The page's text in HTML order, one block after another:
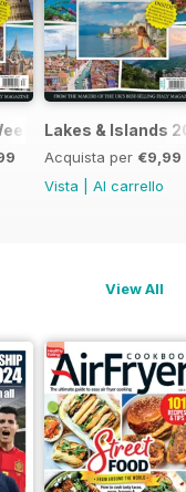
Escapes 2022
Lakes & Islands
Acquista per €9,99
Vista
Al carrello
View All